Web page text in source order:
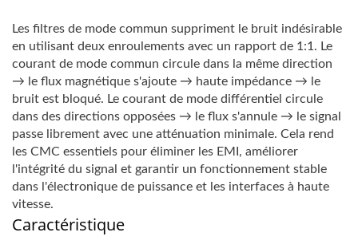
Les filtres de mode commun suppriment le bruit indésirable
en utilisant deux enroulements avec un rapport de 1:1. Le
courant de mode commun circule dans la même direction
→ le flux magnétique s'ajoute → haute impédance → le
bruit est bloqué. Le courant de mode différentiel circule
dans des directions opposées → le flux s'annule → le signal
passe librement avec une atténuation minimale. Cela rend
les CMC essentiels pour éliminer les EMI, améliorer
l'intégrité du signal et garantir un fonctionnement stable
dans l'électronique de puissance et les interfaces à haute
vitesse.
Caractéristique